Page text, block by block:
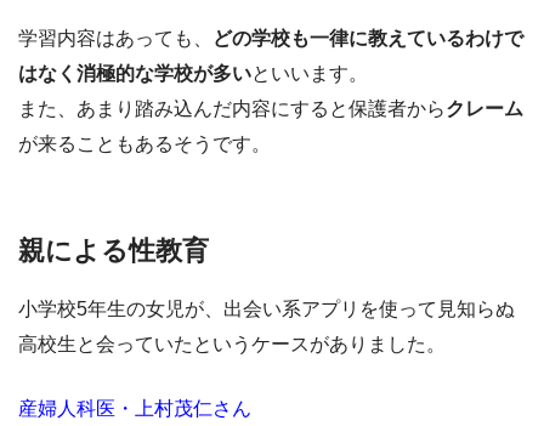
学習内容はあっても、
どの学校も一律に教えているわけで
はなく消極的な学校が多いといいます。
また、あまり踏み込んだ内容にすると保護者からクレーム
が来ることもあるそうです。
親による性教育
小学校5年生の女児が、出会い系アプリを使って見知らぬ
高校生と会っていたというケースがありました。
産婦人科医・上村茂仁さん